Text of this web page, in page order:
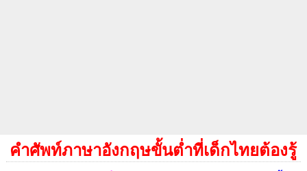
คำศัพท์ภาษาอังกฤษขั้นต่ำที่เด็กไทยต้องรู้